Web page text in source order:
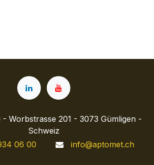
- Worbstrasse 201 - 3073 Gümligen -
Schweiz
06 00
info@aptomet.ch